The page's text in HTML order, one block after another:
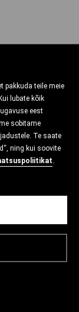
pakkuda teile meie
lubate kõik
eest
sobitame
Te saate
ning kui soovite
.